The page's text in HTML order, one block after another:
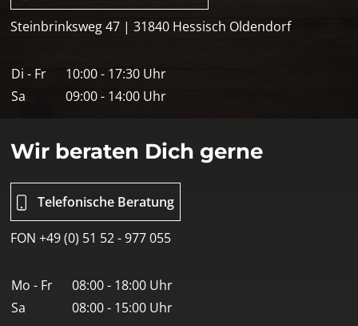
Steinbrinksweg 47 | 31840 Hessisch Oldendorf
Di - Fr
10:00 - 17:30 Uhr
Sa
09:00 - 14:00 Uhr
Wir beraten Dich gerne
Telefonische Beratung
FON +49 (0) 51 52 - 977 055
Mo - Fr
08:00 - 18:00 Uhr
Sa
08:00 - 15:00 Uhr